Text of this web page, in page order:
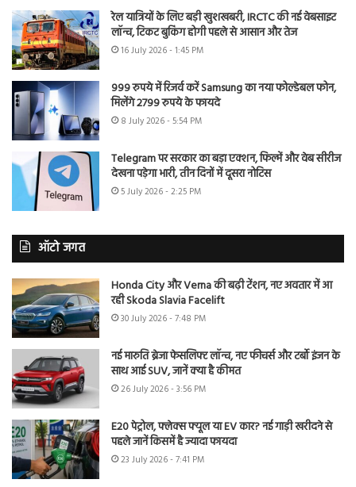
रेल यात्रियों के लिए बड़ी खुशखबरी, IRCTC की नई वेबसाइट
लॉन्च, टिकट बुकिंग होगी पहले से आसान और तेज
16 July 2026 - 1:45 PM
999 रुपये में रिजर्व करें Samsung का नया फोल्डेबल फोन,
मिलेंगे 2799 रुपये के फायदे
8 July 2026 - 5:54 PM
Telegram पर सरकार का बड़ा एक्शन, फिल्में और वेब सीरीज
देखना पड़ेगा भारी, तीन दिनों में दूसरा नोटिस
5 July 2026 - 2:25 PM
ऑटो जगत
Honda City और Verna की बढ़ी टेंशन, नए अवतार में आ
रही Skoda Slavia Facelift
30 July 2026 - 7:48 PM
नई मारुति ब्रेजा फेसलिफ्ट लॉन्च, नए फीचर्स और टर्बो इंजन के
साथ आई SUV, जानें क्या है कीमत
26 July 2026 - 3:56 PM
E20 पेट्रोल, फ्लेक्स फ्यूल या EV कार? नई गाड़ी खरीदने से
पहले जानें किसमें है ज्यादा फायदा
23 July 2026 - 7:41 PM